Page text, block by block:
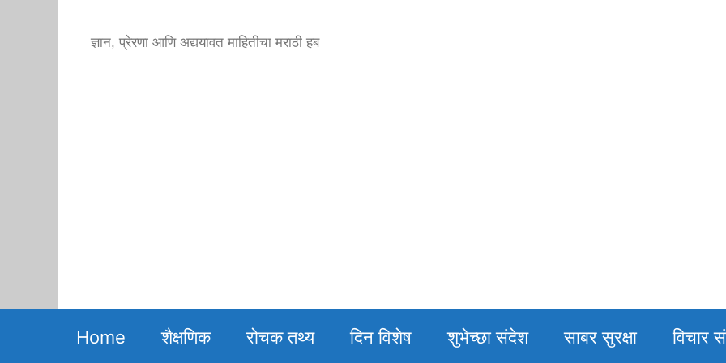
ज्ञान, प्रेरणा आणि अद्ययावत माहितीचा मराठी हब
Home शैक्षणिक रोचक तथ्य दिन विशेष शुभेच्छा संदेश साबर सुरक्षा विचार